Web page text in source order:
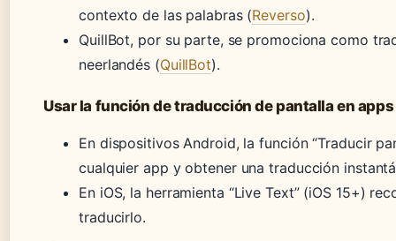
contexto de las palabras (Reverso).
QuillBot, por su parte, se promociona como
neerlandés (QuillBot).
Usar la función de traducción de pantalla en apps
En dispositivos Android, la función “Traducir
cualquier app y obtener una traducción
En iOS, la herramienta “Live Text” (iOS 15+)
traducirlo.